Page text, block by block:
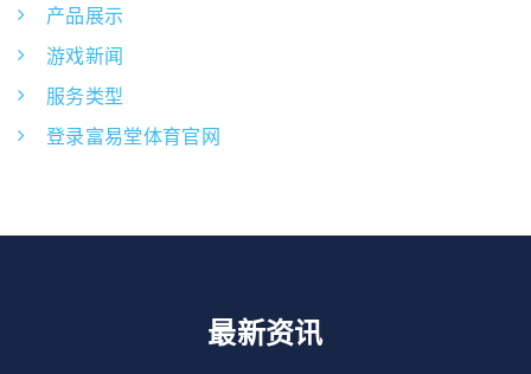
产品展示
游戏新闻
服务类型
登录富易堂体育官网
最新资讯